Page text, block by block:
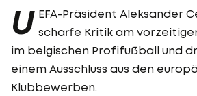
U EFA-Präsident Aleksander
scharfe Kritik am
im belgischen Profifußball und
einem Ausschluss aus den
Klubbewerben.